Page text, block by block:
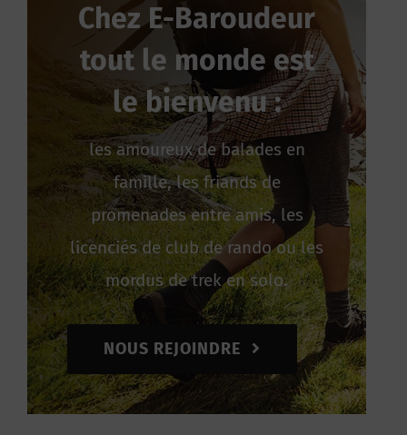
Chez E-Baroudeur
tout le monde est
le bienvenu :
les amoureux de balades en
famille, les friands de
promenades entre amis, les
licenciés de club de rando ou les
mordus de trek en solo.
NOUS REJOINDRE